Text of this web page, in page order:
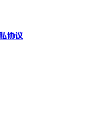
协议